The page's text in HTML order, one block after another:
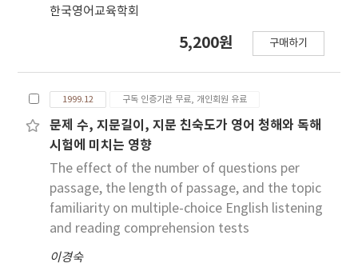
한국영어교육학회
5,200원 구매하기
1999.12 구독 인증기관 무료, 개인회원 유료
문제 수, 지문길이, 지문 친숙도가 영어 청해와 독해
시험에 미치는 영향
The effect of the number of questions per
passage, the length of passage, and the topic
familiarity on multiple-choice English listening
and reading comprehension tests
이경숙